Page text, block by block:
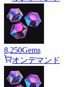
8,250Gems
オンデマンド